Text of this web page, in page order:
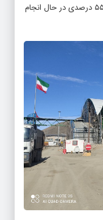
پس از آغاز، اکنون با پیشرفت فیزیکی بیش از ۵۵ درصدی در حال انجام